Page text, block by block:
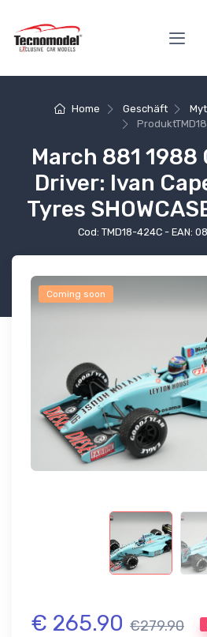
Home Geschäft
Produkt
March 881 1988
Driver: Ivan
Tyres
Cod: TMD18-424C - EAN:
Coming soon
€ 265.90 €279.90